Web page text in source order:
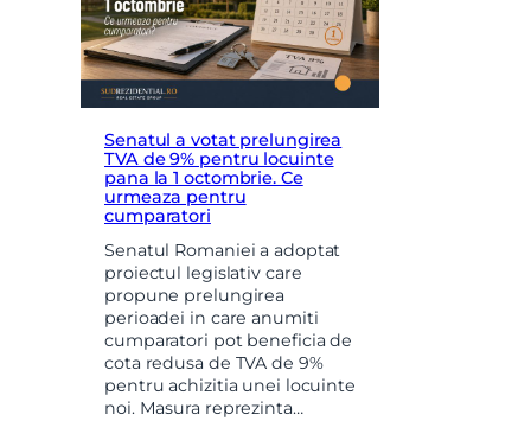
Senatul a votat prelungirea
TVA de 9% pentru locuinte
pana la 1 octombrie. Ce
urmeaza pentru
cumparatori
Senatul Romaniei a adoptat
proiectul legislativ care
propune prelungirea
perioadei in care anumiti
cumparatori pot beneficia de
cota redusa de TVA de 9%
pentru achizitia unei locuinte
noi. Masura reprezinta…